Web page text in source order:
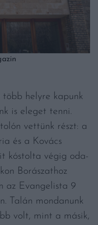
helyre kapunk
is eleget tenni.
vettünk részt: a
és a Kovács
kóstolta végig oda-
Borászathoz
az Evangelista 9
Talán mondanunk
volt, mint a másik,